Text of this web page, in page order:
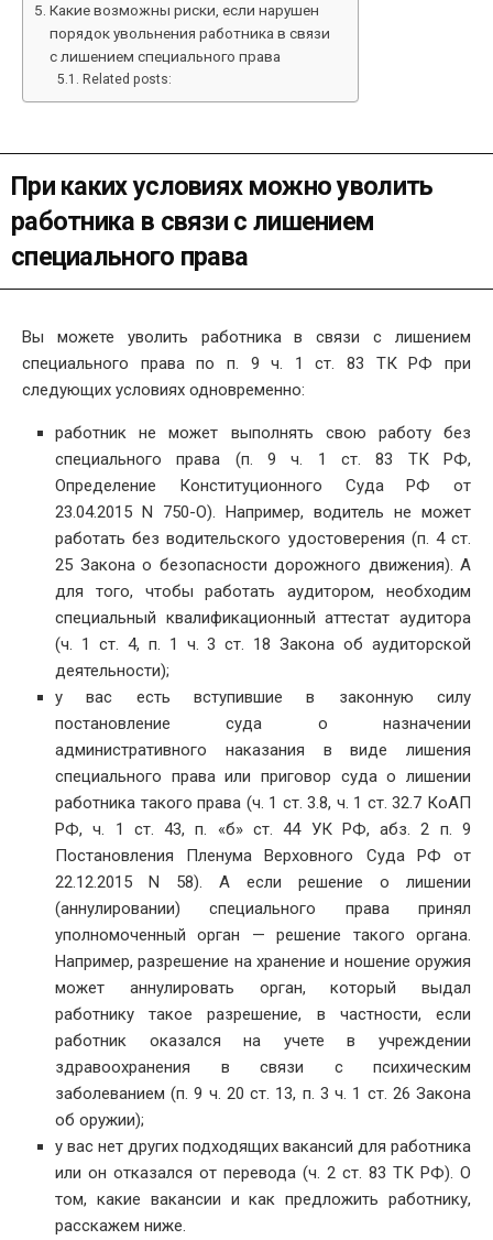
Какие возможны риски, если нарушен
порядок увольнения работника в связи
с лишением специального права
Related posts:
При каких условиях можно уволить
работника в связи с лишением
специального права
Вы можете уволить работника в связи с лишением
специального права по п. 9 ч. 1 ст. 83 ТК РФ при
следующих условиях одновременно:
работник не может выполнять свою работу без
специального права (п. 9 ч. 1 ст. 83 ТК РФ,
Определение Конституционного Суда РФ от
23.04.2015 N 750-О). Например, водитель не может
работать без водительского удостоверения (п. 4 ст.
25 Закона о безопасности дорожного движения). А
для того, чтобы работать аудитором, необходим
специальный квалификационный аттестат аудитора
(ч. 1 ст. 4, п. 1 ч. 3 ст. 18 Закона об аудиторской
деятельности);
у вас есть вступившие в законную силу
постановление суда о назначении
административного наказания в виде лишения
специального права или приговор суда о лишении
работника такого права (ч. 1 ст. 3.8, ч. 1 ст. 32.7 КоАП
РФ, ч. 1 ст. 43, п. «б» ст. 44 УК РФ, абз. 2 п. 9
Постановления Пленума Верховного Суда РФ от
22.12.2015 N 58). А если решение о лишении
(аннулировании) специального права принял
уполномоченный орган — решение такого органа.
Например, разрешение на хранение и ношение оружия
может аннулировать орган, который выдал
работнику такое разрешение, в частности, если
работник оказался на учете в учреждении
здравоохранения в связи с психическим
заболеванием (п. 9 ч. 20 ст. 13, п. 3 ч. 1 ст. 26 Закона
об оружии);
у вас нет других подходящих вакансий для работника
или он отказался от перевода (ч. 2 ст. 83 ТК РФ). О
том, какие вакансии и как предложить работнику,
расскажем ниже.